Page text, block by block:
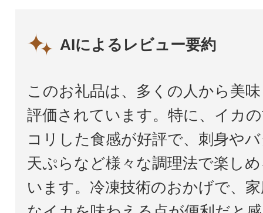
AIによるレビュー要約
このお礼品は、多くの人から美
評価されています。特に、イカ
コリした食感が好評で、刺身や
天ぷらなど様々な調理法で楽し
います。冷凍技術のおかげで、